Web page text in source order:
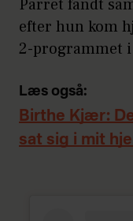
Parret fandt
efter hun kom
2-programmet i
Læs også:
Birthe Kjær:
sat sig i mit